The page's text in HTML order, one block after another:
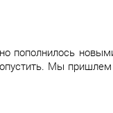
пополнилось
Мы